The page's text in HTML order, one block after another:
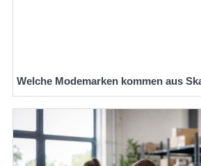
Welche Modemarken kommen aus